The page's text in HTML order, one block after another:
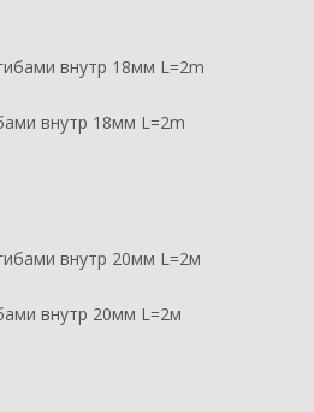
внутр 18мм L=2m
внутр 20мм L=2м